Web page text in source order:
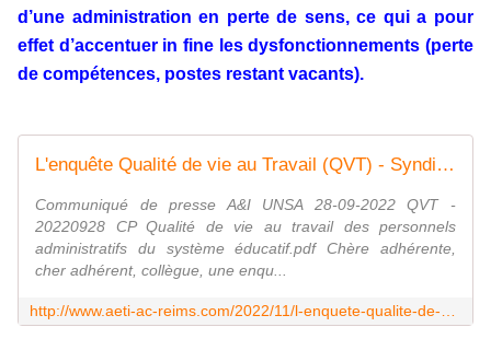
d’une administration en perte de sens, ce qui a pour
effet d’accentuer in fine les dysfonctionnements (perte
de compétences, postes restant vacants).
L'enquête Qualité de vie au Travail (QVT) - Syndicat AetI-UNSA Académie Reims
Communiqué de presse A&I UNSA 28-09-2022 QVT -
20220928 CP Qualité de vie au travail des personnels
administratifs du système éducatif.pdf Chère adhérente,
cher adhérent, collègue, une enqu...